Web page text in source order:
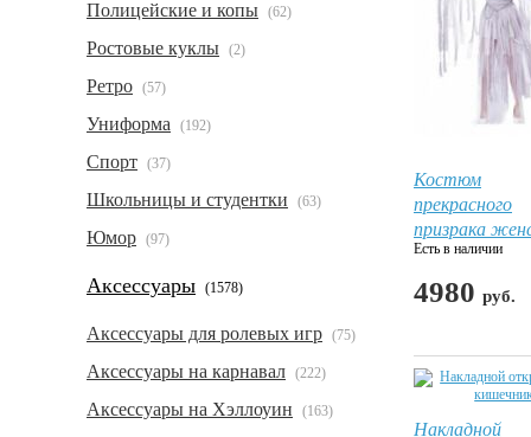
Полицейские и копы (62)
Ростовые куклы (2)
Ретро (57)
Униформа (192)
Спорт (37)
Школьницы и студентки (63)
Юмор (97)
Аксессуары (1578)
Аксессуары для ролевых игр (75)
Аксессуары на карнавал (222)
Аксессуары на Хэллоуин (163)
Костюм
прекрасного
призрака
Есть в наличии
4980 руб.
Накладной